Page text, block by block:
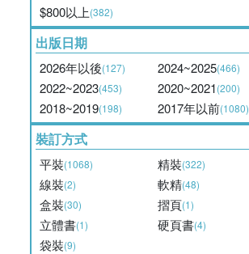
$800以上(382)
出版日期
2026年以後(127) 2024~2025(466)
2022~2023(453) 2020~2021(200)
2018~2019(198) 2017年以前(1080)
裝訂方式
平裝(1068) 精裝(322)
線裝(2) 軟精(48)
盒裝(30) 摺頁(1)
立體書(1) 硬頁書(4)
袋裝(9)